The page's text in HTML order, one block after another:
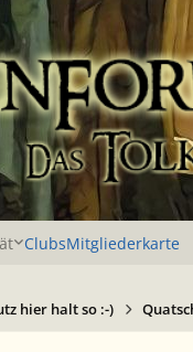
ClubsMitgliederkarte
hier halt so :-)